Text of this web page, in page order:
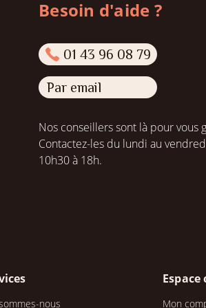
Besoin d'aide ?
01 43 96 08 79
Par email
Nos conseillers sont là pour vous
Contactez-les du lundi au
10h30 à 18h.
nous Mon